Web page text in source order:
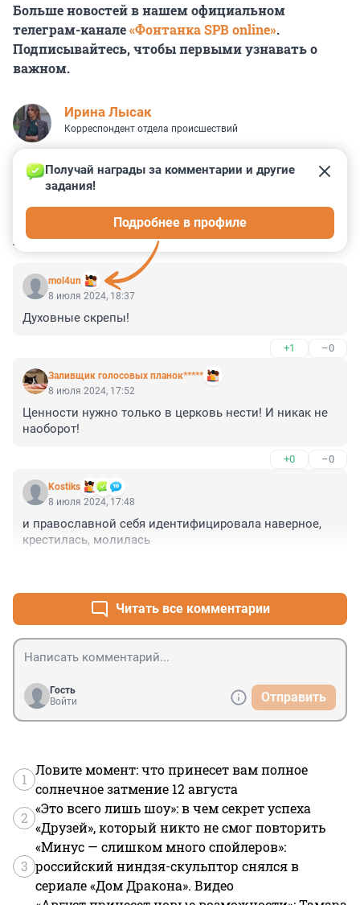
Больше новостей в нашем официальном
телеграм-канале«Фонтанка SPB online».
Подписывайтесь, чтобы первыми узнавать о
важном.
Ирина Лысак
Корреспондент отдела происшествий
КОММЕНТАРИИ 7
mol4un
Получай награды за комментарии и другие
задания!
Подробнее в профиле
8 июля 2024, 18:37
Духовные скрепы!
+1 –0
Заливщик голосовых планок*****
8 июля 2024, 17:52
Ценности нужно только в церковь нести! И никак не
наоборот!
+0 –0
Kostiks
8 июля 2024, 17:48
и православной себя идентифицировала наверное,
крестилась, молилась
Читать все комментарии
Гость
Войти
Отправить
1
Ловите момент: что принесет вам полное
солнечное затмение 12 августа
2
«Это всего лишь шоу»: в чем секрет успеха
«Друзей», который никто не смог повторить
3
«Минус — слишком много спойлеров»:
российский ниндзя-скульптор снялся в
сериале «Дом Дракона». Видео